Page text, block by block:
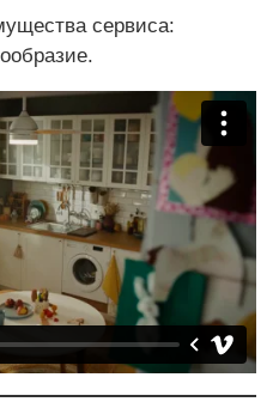
сервиса: